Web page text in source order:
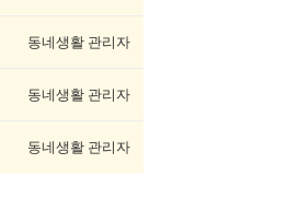
동네생활 관리자
동네생활 관리자
동네생활 관리자